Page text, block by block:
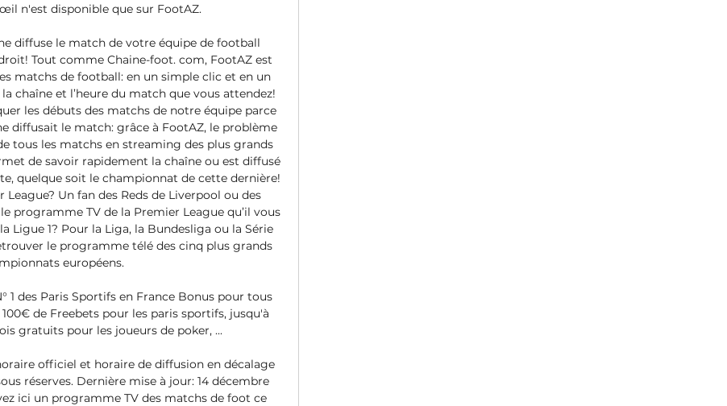
n'est disponible que sur FootAZ.
diffuse le match de votre équipe de football
Tout comme Chaine-foot. com, FootAZ est
matchs de football: en un simple clic et en un
chaîne et l’heure du match que vous attendez!
les débuts des matchs de notre équipe parce
diffusait le match: grâce à FootAZ, le problème
tous les matchs en streaming des plus grands
de savoir rapidement la chaîne ou est diffusé
quelque soit le championnat de cette dernière!
Un fan des Reds de Liverpool ou des
programme TV de la Premier League qu’il vous
1? Pour la Liga, la Bundesliga ou la Série
le programme télé des cinq plus grands
européens.
1 des Paris Sportifs en France Bonus pour tous
de Freebets pour les paris sportifs, jusqu'à
gratuits pour les joueurs de poker, ...
officiel et horaire de diffusion en décalage
réserves. Dernière mise à jour: 14 décembre
ici un programme TV des matchs de foot ce